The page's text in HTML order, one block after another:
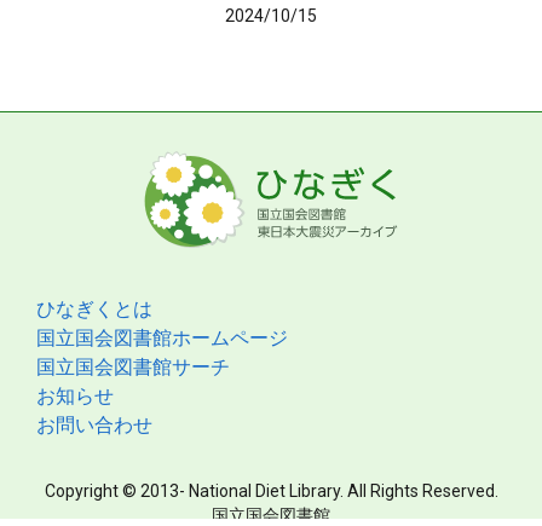
2024/10/15
ひなぎくとは
国立国会図書館ホームページ
国立国会図書館サーチ
お知らせ
お問い合わせ
Copyright © 2013- National Diet Library. All Rights Reserved.